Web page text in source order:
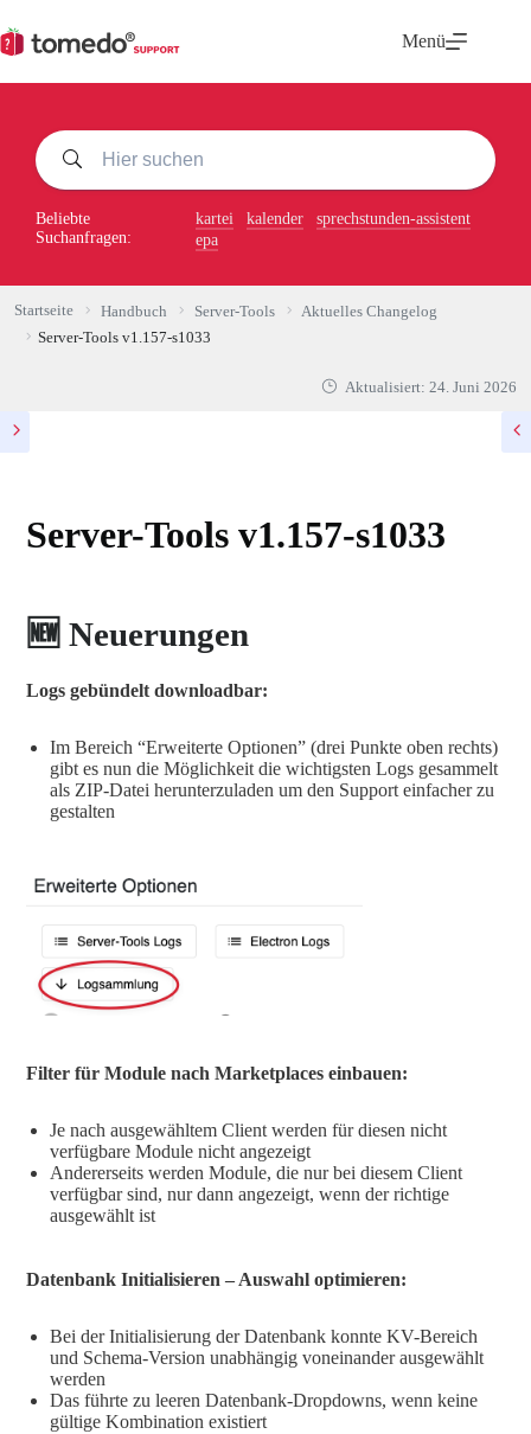
Inhalt
springen
Menü
Beliebte
Suchanfragen:
kartei kalender
sprechstunden-assistent
epa
Startseite Handbuch Server-Tools
Aktuelles Changelog
Server-Tools v1.157-s1033
Aktualisiert: 24. Juni 2026
Server-Tools v1.157-s1033
🆕 Neuerungen
Logs gebündelt downloadbar:
Im Bereich “Erweiterte Optionen” (drei Punkte oben rechts)
gibt es nun die Möglichkeit die wichtigsten Logs gesammelt
als ZIP-Datei herunterzuladen um den Support einfacher zu
gestalten
Filter für Module nach Marketplaces einbauen:
Je nach ausgewähltem Client werden für diesen nicht
verfügbare Module nicht angezeigt
Andererseits werden Module, die nur bei diesem Client
verfügbar sind, nur dann angezeigt, wenn der richtige
ausgewählt ist
Datenbank Initialisieren – Auswahl optimieren:
Bei der Initialisierung der Datenbank konnte KV-Bereich
und Schema-Version unabhängig voneinander ausgewählt
werden
Das führte zu leeren Datenbank-Dropdowns, wenn keine
gültige Kombination existiert